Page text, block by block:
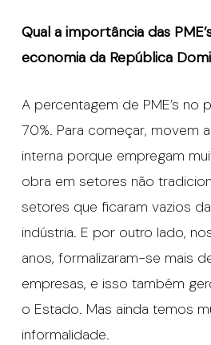
Qual a importância das
economia da República
A percentagem de PME’s no
70%. Para começar, movem
interna porque empregam
obra em setores não
setores que ficaram vazios
indústria. E por outro lado,
anos, formalizaram-se mais
empresas, e isso também
o Estado. Mas ainda temos
informalidade.